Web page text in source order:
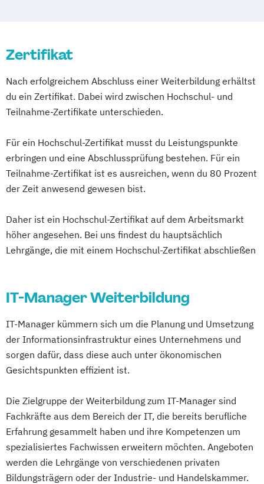
Professional Software Engineering
Wirtschaftsinformatik
Zertifikat
Nach erfolgreichem Abschluss einer Weiterbildung erhältst
du ein Zertifikat. Dabei wird zwischen Hochschul- und
Teilnahme-Zertifikate unterschieden.
Für ein Hochschul-Zertifikat musst du Leistungspunkte
erbringen und eine Abschlussprüfung bestehen. Für ein
Teilnahme-Zertifikat ist es ausreichen, wenn du 80 Prozent
der Zeit anwesend gewesen bist.
Daher ist ein Hochschul-Zertifikat auf dem Arbeitsmarkt
höher angesehen. Bei uns findest du hauptsächlich
Lehrgänge, die mit einem Hochschul-Zertifikat abschließen
IT-Manager Weiterbildung
IT-Manager kümmern sich um die Planung und Umsetzung
der Informationsinfrastruktur eines Unternehmens und
sorgen dafür, dass diese auch unter ökonomischen
Gesichtspunkten effizient ist.
Die Zielgruppe der Weiterbildung zum IT-Manager sind
Fachkräfte aus dem Bereich der IT, die bereits berufliche
Erfahrung gesammelt haben und ihre Kompetenzen um
spezialisiertes Fachwissen erweitern möchten. Angeboten
werden die Lehrgänge von verschiedenen privaten
Bildungsträgern oder der Industrie- und Handelskammer.